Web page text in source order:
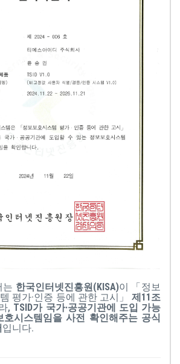
는 한국인터넷진흥원(KISA)이 「정보
평가·인증 등에 관한 고시」 제11조
, TSID가 국가·공공기관에 도입 가능
호시스템임을 사전 확인해주는 공식
입니다.